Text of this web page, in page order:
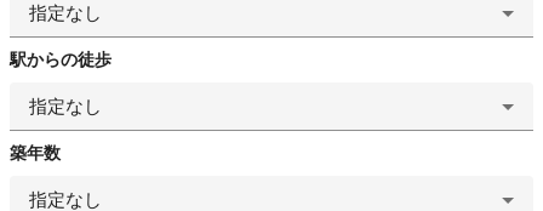
指定なし
駅からの徒歩
指定なし
築年数
指定なし